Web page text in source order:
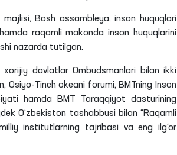
Bosh assambleya, inson huquqlari
raqamli makonda inson huquqlarini
nazarda tutilgan.
davlatlar Ombudsmanlari bilan ikki
Osiyo-Tinch okeani forumi, BMTning Inson
hamda BMT Taraqqiyot dasturining
O‘zbekiston tashabbusi bilan “Raqamli
institutlarning tajribasi va eng ilg‘or